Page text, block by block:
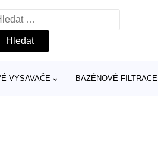
VYSAVAČE BAZÉNOVÉ FILTRACE